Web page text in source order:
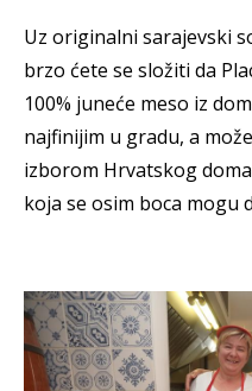
Uz originalni sarajevski
brzo ćete se složiti da
100% juneće meso iz
najfinijim u gradu, a
izborom Hrvatskog
koja se osim boca mogu